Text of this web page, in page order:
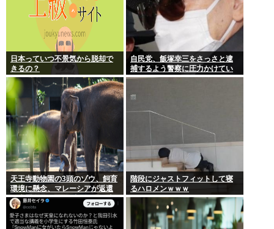
日本っていつ不景気から脱却で
きるの？
自民党、飯塚幸三をさっさと逮
捕するよう警察に圧力かけてい
たwww
天王寺動物園の3頭のゾウ、飼育
環境に懸念、マレーシアが返還
要求署名17万人。酷すぎる日本
の動物園
階段にジャストフィットして寝
るハロメンｗｗｗ